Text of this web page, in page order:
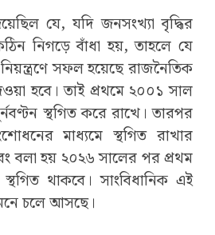
যে, যদি জনসংখ্যা বৃদ্ধির
নিগড়ে বাঁধা হয়, তাহলে যে
সফল হয়েছে রাজনৈতিক
হবে। তাই প্রথমে ২০০১ সাল
স্থগিত করে রাখে। তারপর
মাধ্যমে স্থগিত রাখার
বলা হয় ২০২৬ সালের পর প্রথম
থাকবে। সাংবিধানিক এই
চলে আসছে।